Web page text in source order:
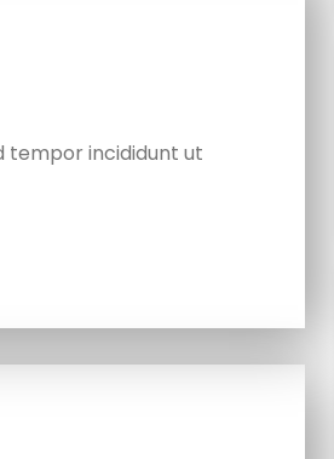
tempor incididunt ut